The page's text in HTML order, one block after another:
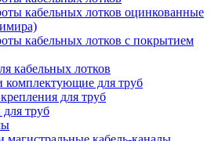
кабельных лотков оцинкованные
кабельных лотков с покрытием
кабельных лотков
комплектующие для труб
для труб
труб